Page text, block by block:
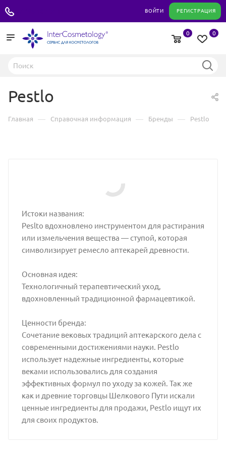
ВОЙТИ РЕГИСТРАЦИЯ
0
0
Pestlo
Главная — Справочная информация — Бренды — Pestlo
Истоки названия:
Peslto вдохновлено инструментом для растирания
или измельчения вещества — ступой, которая
символизирует ремесло аптекарей древности.
Основная идея:
Технологичный терапевтический уход,
вдохновленный традиционной фармацевтикой.
Ценности бренда:
Сочетание вековых традиций аптекарского дела с
современными достижениями науки. Pestlo
использует надежные ингредиенты, которые
веками использовались для создания
эффективных формул по уходу за кожей. Так же
как и древние торговцы Шелкового Пути искали
ценные ингредиенты для продажи, Pestlo ищут их
для своих продуктов.